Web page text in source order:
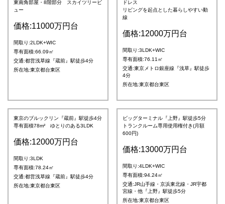
東南角部屋・8階部分 スカイツリービ
ュー
価格:11000万円台
間取り:2LDK+WIC
専有面積:66.09㎡
交通:都営浅草線『蔵前』駅徒歩4分
所在地:東京都台東区
ドレス
リビングを起点とした暮らしやすい動
線
価格:12000万円台
間取り:3LDK+WIC
専有面積:76.11㎡
交通:東京メトロ銀座線『浅草』駅徒歩
4分
所在地:東京都台東区
東京のブルックリン『蔵前』駅徒歩4分
専有面積78m² ゆとりのある3LDK
価格:12000万円台
間取り:3LDK
専有面積:78.24㎡
交通:都営浅草線『蔵前』駅徒歩4分
所在地:東京都台東区
ビッグターミナル『上野』駅徒歩5分
トランクルーム専用使用権付き(月額
600円)
価格:13000万円台
間取り:4LDK+WIC
専有面積:94.24㎡
交通:JR山手線・京浜東北線・JR宇都
宮線・他『上野』駅徒歩5分
所在地:東京都台東区